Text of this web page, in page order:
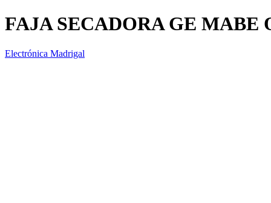
FAJA SECADORA GE MABE
Electrónica Madrigal